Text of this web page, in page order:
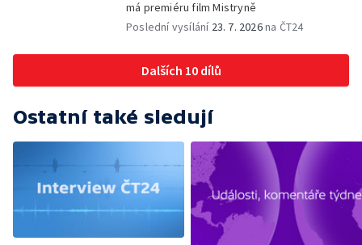
má premiéru film Mistryně
Poslední vysílání 23. 7. 2026na ČT24
Dalších 10 dílů
Ostatní také sledují